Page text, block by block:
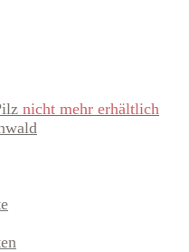
nicht mehr erhältlich